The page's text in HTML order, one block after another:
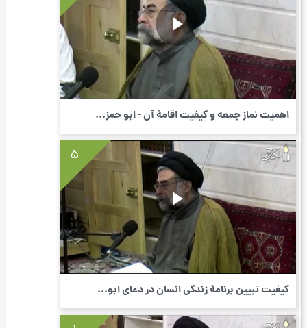
اهمیت نماز جمعه و كیفیت اقامۀ آن - ابو حمز...
5
کیفیت تبیین برنامۀ زندگی انسان در دعای ابو...